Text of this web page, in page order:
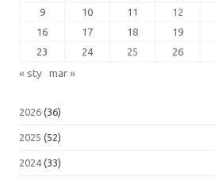
9
10 11 12
16
17 18 19
23
24 25 26
« sty mar »
2026 (36)
2025 (52)
2024 (33)